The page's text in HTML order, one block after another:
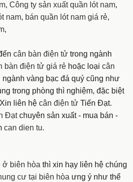
, Công ty sản xuất quần lót nam,
nam, bán quần lót nam giá rẻ,
,
cân bàn điện tử trong ngành
bàn điện tử giá rẻ hoặc loại cân
ngành vàng bạc đá quý cũng như
trong phòng thì nghiệm, đặc biệt
Xin liên hệ cân điện tử Tiến Đạt.
Đạtchuyên sản xuất - mua bán -
can dien tu.
ở biên hòa thì xin hạy liên hệ chúng
cư tại biên hòa ưng ý như thể